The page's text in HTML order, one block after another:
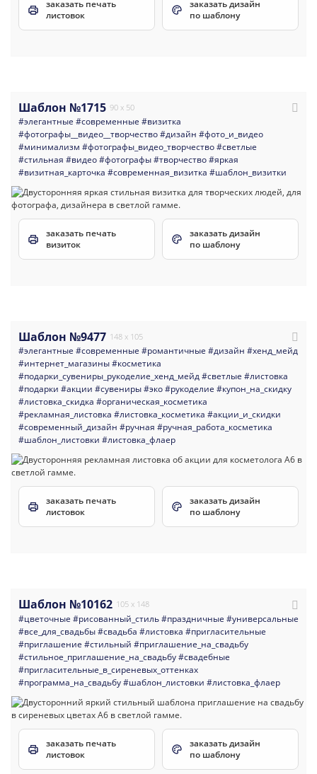
заказать печать
листовок
заказать дизайн
по шаблону
Шаблон №1715 90 x 50
#элегантные #современные #визитка
#фотографы__видео__творчество#дизайн #фото_и_видео
#минимализм #фотографы_видео_творчество#светлые
#стильная #видео#фотографы#творчество#яркая
#визитная_карточка #современная_визитка #шаблон_визитки
заказать печать
визиток
заказать дизайн
по шаблону
Шаблон №9477 148 x 105
#элегантные #современные #романтичные #дизайн #хенд_мейд
#интернет_магазины#косметика
#подарки_сувениры_рукоделие_хенд_мейд#светлые #листовка
#подарки #акции #сувениры#эко#рукоделие #купон_на_скидку
#листовка_скидка #органическая_косметика
#рекламная_листовка #листовка_косметика #акции_и_скидки
#современный_дизайн #ручная #ручная_работа_косметика
#шаблон_листовки #листовка_флаер
заказать печать
листовок
заказать дизайн
по шаблону
Шаблон №10162 105 x 148
#цветочные #рисованный_стиль#праздничные #универсальные
#все_для_свадьбы#свадьба #листовка #пригласительные
#приглашение #стильный #приглашение_на_свадьбу
#стильное_приглашение_на_свадьбу#свадебные
#пригласительные_в_сиреневых_оттенках
#программа_на_свадьбу#шаблон_листовки #листовка_флаер
заказать печать
листовок
заказать дизайн
по шаблону